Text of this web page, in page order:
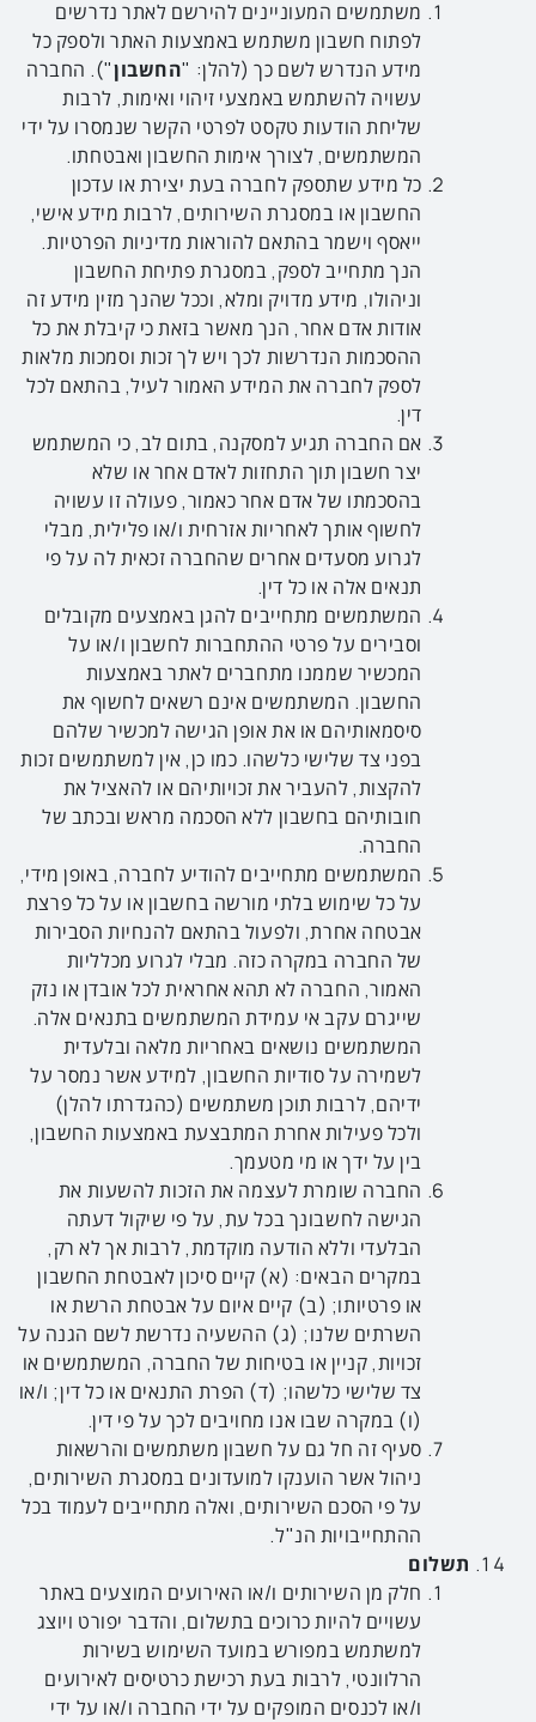
משתמשים המעוניינים להירשם לאתר נדרשים
לפתוח חשבון משתמש באמצעות האתר ולספק כל
מידע הנדרש לשם כך (להלן: "החשבון"). החברה
עשויה להשתמש באמצעי זיהוי ואימות, לרבות
שליחת הודעות טקסט לפרטי הקשר שנמסרו על ידי
המשתמשים, לצורך אימות החשבון ואבטחתו.
כל מידע שתספק לחברה בעת יצירת או עדכון
החשבון או במסגרת השירותים, לרבות מידע אישי,
ייאסף וישמר בהתאם להוראות מדיניות הפרטיות.
הנך מתחייב לספק, במסגרת פתיחת החשבון
וניהולו, מידע מדויק ומלא, וככל שהנך מזין מידע זה
אודות אדם אחר, הנך מאשר בזאת כי קיבלת את כל
ההסכמות הנדרשות לכך ויש לך זכות וסמכות מלאות
לספק לחברה את המידע האמור לעיל, בהתאם לכל
דין.
אם החברה תגיע למסקנה, בתום לב, כי המשתמש
יצר חשבון תוך התחזות לאדם אחר או שלא
בהסכמתו של אדם אחר כאמור, פעולה זו עשויה
לחשוף אותך לאחריות אזרחית ו/או פלילית, מבלי
לגרוע מסעדים אחרים שהחברה זכאית לה על פי
תנאים אלה או כל דין.
המשתמשים מתחייבים להגן באמצעים מקובלים
וסבירים על פרטי ההתחברות לחשבון ו/או על
המכשיר שממנו מתחברים לאתר באמצעות
החשבון. המשתמשים אינם רשאים לחשוף את
סיסמאותיהם או את אופן הגישה למכשיר שלהם
בפני צד שלישי כלשהו. כמו כן, אין למשתמשים זכות
להקצות, להעביר את זכויותיהם או להאציל את
חובותיהם בחשבון ללא הסכמה מראש ובכתב של
החברה.
המשתמשים מתחייבים להודיע לחברה, באופן מידי,
על כל שימוש בלתי מורשה בחשבון או על כל פרצת
אבטחה אחרת, ולפעול בהתאם להנחיות הסבירות
של החברה במקרה כזה. מבלי לגרוע מכלליות
האמור, החברה לא תהא אחראית לכל אובדן או נזק
שייגרם עקב אי עמידת המשתמשים בתנאים אלה.
המשתמשים נושאים באחריות מלאה ובלעדית
לשמירה על סודיות החשבון, למידע אשר נמסר על
ידיהם, לרבות תוכן משתמשים (כהגדרתו להלן)
ולכל פעילות אחרת המתבצעת באמצעות החשבון,
בין על ידך או מי מטעמך.
החברה שומרת לעצמה את הזכות להשעות את
הגישה לחשבונך בכל עת, על פי שיקול דעתה
הבלעדי וללא הודעה מוקדמת, לרבות אך לא רק,
במקרים הבאים: (א) קיים סיכון לאבטחת החשבון
או פרטיותו; (ב) קיים איום על אבטחת הרשת או
השרתים שלנו; (ג) ההשעיה נדרשת לשם הגנה על
זכויות, קניין או בטיחות של החברה, המשתמשים או
צד שלישי כלשהו; (ד) הפרת התנאים או כל דין; ו/או
(ו) במקרה שבו אנו מחויבים לכך על פי דין.
סעיף זה חל גם על חשבון משתמשים והרשאות
ניהול אשר הוענקו למועדונים במסגרת השירותים,
על פי הסכם השירותים, ואלה מתחייבים לעמוד בכל
ההתחייבויות הנ"ל.
תשלום
חלק מן השירותים ו/או האירועים המוצעים באתר
עשויים להיות כרוכים בתשלום, והדבר יפורט ויוצג
למשתמש במפורש במועד השימוש בשירות
הרלוונטי, לרבות בעת רכישת כרטיסים לאירועים
ו/או לכנסים המופקים על ידי החברה ו/או על ידי